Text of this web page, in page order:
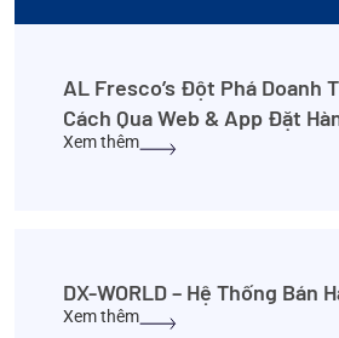
AL Fresco’s Đột Phá Doanh
Cách Qua Web & App Đặt
Xem thêm
DX-WORLD – Hệ Thống Bán
Xem thêm